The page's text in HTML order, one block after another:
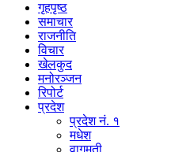
गृहपृष्ठ
समाचार
राजनीति
विचार
खेलकुद
मनोरञ्जन
रिपोर्ट
प्रदेश
प्रदेश नं. १
मधेश
वागमती